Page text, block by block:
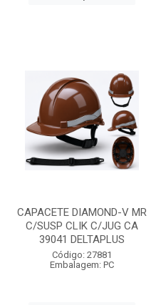
CAPACETE DIAMOND-V MR
C/SUSP CLIK C/JUG CA
39041 DELTAPLUS
Código: 27881
Embalagem: PC